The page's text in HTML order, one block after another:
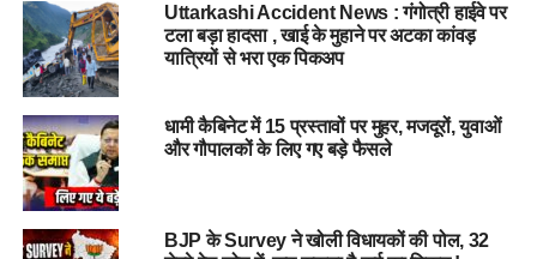
शव की अब तक नहीं हो पाई शिनाख्त
Uttarkashi Accident News : गंगोत्री हाईवे पर
टला बड़ा हादसा , खाई के मुहाने पर अटका कांवड़
यात्रियों से भरा एक पिकअप
धामी कैबिनेट में 15 प्रस्तावों पर मुहर, मजदूरों, युवाओं
और गौपालकों के लिए गए बड़े फैसले
BJP के Survey ने खोली विधायकों की पोल, 32